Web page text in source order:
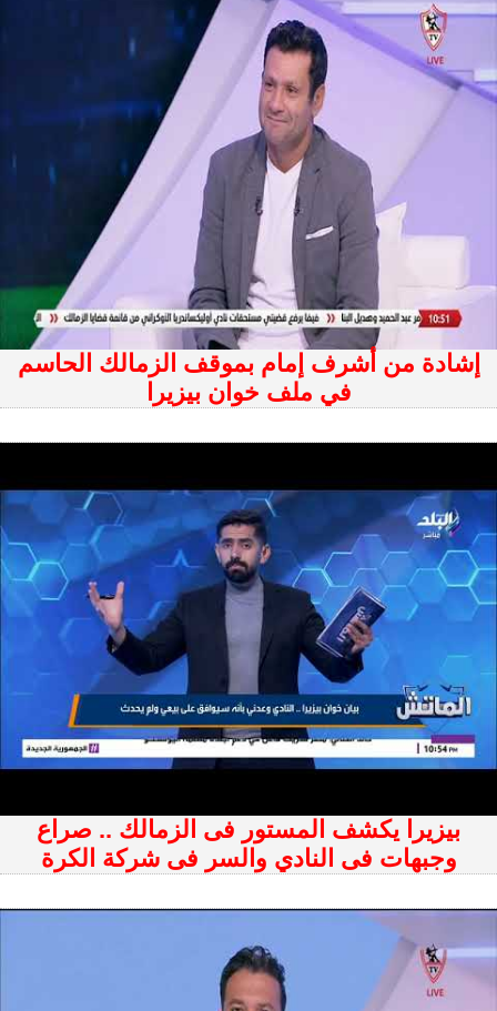
إشادة من أشرف إمام بموقف الزمالك الحاسم
في ملف خوان بيزيرا
بيزيرا يكشف المستور فى الزمالك .. صراع
وجبهات فى النادي والسر فى شركة الكرة